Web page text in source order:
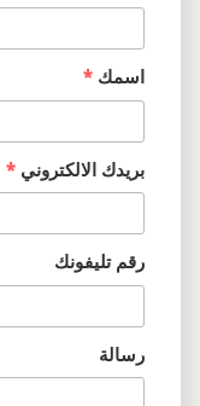
اسمك *
بريدك الالكتروني *
رقم تليفونك
رسالة